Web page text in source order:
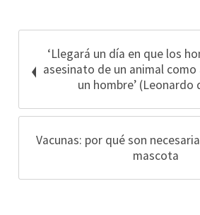
‘Llegará un día en que los
asesinato de un animal como
un hombre’ (Leonardo
Vacunas: por qué son
mascota